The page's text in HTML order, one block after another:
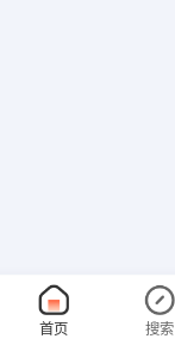
首页 搜索